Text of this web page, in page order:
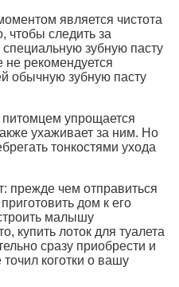
является чистота
чтобы следить за
зубную пасту
не рекомендуется
обычную зубную пасту
питомцем упрощается
ухаживает за ним. Но
тонкостями ухода
чем отправиться
дом к его
малышу
купить лоток для туалета
сразу приобрести и
коготки о вашу